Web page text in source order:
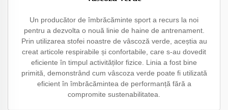
Un producător de îmbrăcăminte sport a recurs la noi
pentru a dezvolta o nouă linie de haine de antrenament.
Prin utilizarea stofei noastre de vâscoză verde, aceștia au
creat articole respirabile și confortabile, care s-au dovedit
eficiente în timpul activităților fizice. Linia a fost bine
primită, demonstrând cum vâscoza verde poate fi utilizată
eficient în îmbrăcămintea de performanță fără a
compromite sustenabilitatea.